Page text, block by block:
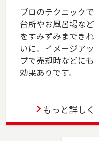
2023-12-21
川崎店を移転しまし
区）、横浜市（鶴
ご売却、ご購入をご
ださい。フリーダイ
2023-10-06
成増店を移転しまし
プロのテクニックで
台所やお風呂場など
をすみずみまできれ
いに。イメージアッ
プで売却時などにも
効果ありです。
もっと詳しく